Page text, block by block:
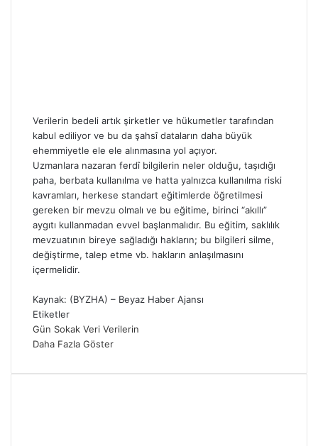
Verilerin bedeli artık şirketler ve hükumetler tarafından
kabul ediliyor ve bu da şahsî dataların daha büyük
ehemmiyetle ele ele alınmasına yol açıyor.
Uzmanlara nazaran ferdî bilgilerin neler olduğu, taşıdığı
paha, berbata kullanılma ve hatta yalnızca kullanılma riski
kavramları, herkese standart eğitimlerde öğretilmesi
gereken bir mevzu olmalı ve bu eğitime, birinci “akıllı”
aygıtı kullanmadan evvel başlanmalıdır. Bu eğitim, saklılık
mevzuatının bireye sağladığı hakların; bu bilgileri silme,
değiştirme, talep etme vb. hakların anlaşılmasını
içermelidir.
Kaynak: (BYZHA) – Beyaz Haber Ajansı
Etiketler
Gün Sokak Veri Verilerin
Daha Fazla Göster